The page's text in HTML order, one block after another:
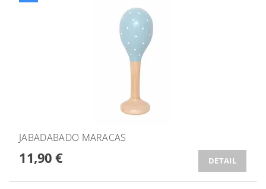
JABADABADO MARACAS
11,90 € DETAIL